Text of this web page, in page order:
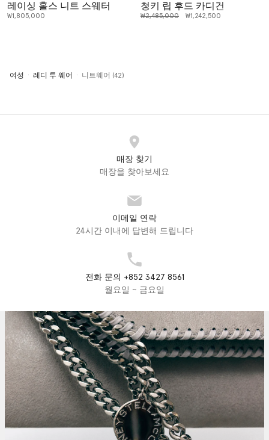
레이싱 홀스 니트 스웨터
₩1,805,000
청키 립 후드 카디건
인하 전 가격:
₩2,485,000인하된 가격:
₩1,242,500
여성 레디 투 웨어 니트웨어 (42)
매장 찾기
매장을 찾아보세요
이메일 연락
24시간 이내에 답변해 드립니다
전화 문의 +852 3427 8561
월요일 ~ 금요일